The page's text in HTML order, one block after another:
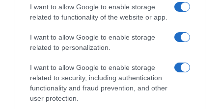
I want to allow Google to enable storage
related to functionality of the website or app.
I want to allow Google to enable storage
related to personalization.
I want to allow Google to enable storage
related to security, including authentication
functionality and fraud prevention, and other
user protection.
Η αθλήτρια κατέκτησε το πρώτο ελληνικό μετάλλιο στο
μήκος στην ιστορία της διοργάνωσης στις γυναίκες